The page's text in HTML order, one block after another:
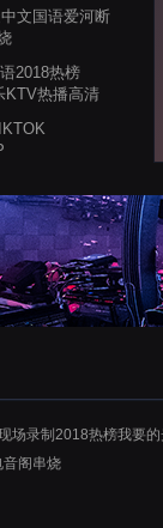
文国语爱河断
2018热榜
KTV热播高清
的风是想你的
场录制2018热榜我要
音阁串烧